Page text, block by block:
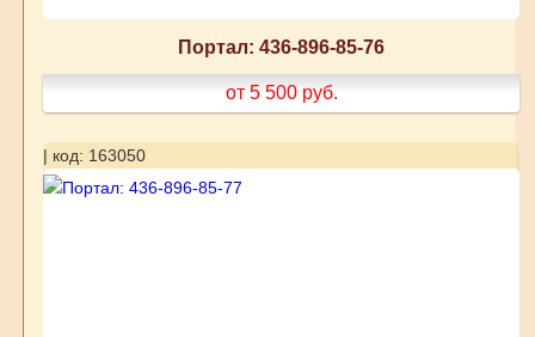
Портал: 436-896-85-76
от 5 500 руб.
| код: 163050